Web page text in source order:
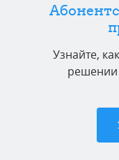
Узнайте,
решении